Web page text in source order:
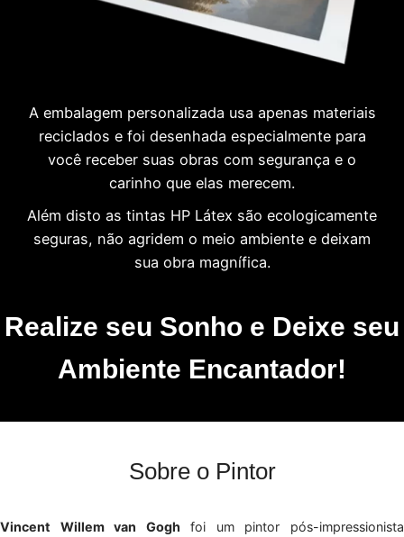
A embalagem personalizada usa apenas materiais
reciclados e foi desenhada especialmente para
você receber suas obras com segurança e o
carinho que elas merecem.
Além disto as tintas HP Látex são ecologicamente
seguras, não agridem o meio ambiente e deixam
sua obra magnífica.
Realize seu Sonho e Deixe seu
Ambiente Encantador!
Sobre o Pintor
Vincent Willem van Gogh foi um pintor pós-impressionista